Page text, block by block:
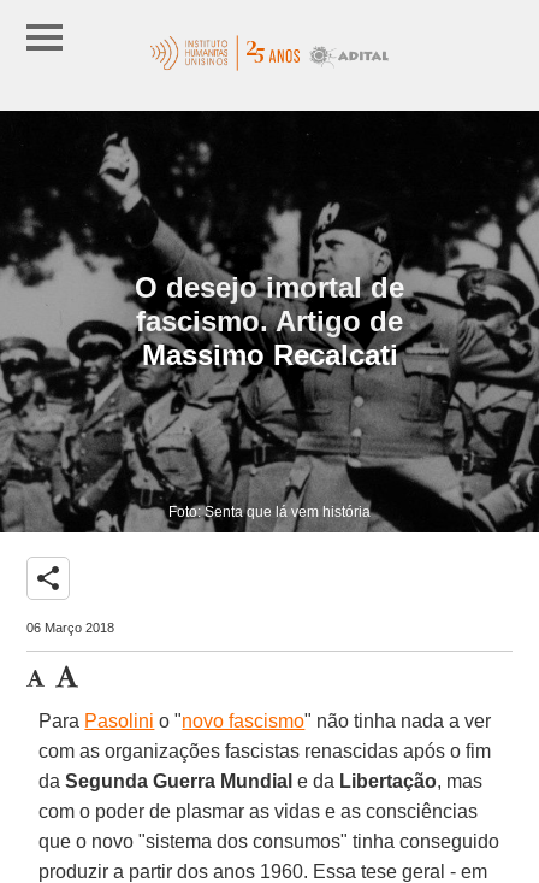
O desejo imortal de
fascismo. Artigo de
Massimo Recalcati
Foto: Senta que lá vem história
share
06 Março 2018
Para Pasolini o "novo fascismo" não tinha nada a ver
com as organizações fascistas renascidas após o fim
daSegunda Guerra Mundial e da Libertação, mas
com o poder de plasmar as vidas e as consciências
que o novo "sistema dos consumos" tinha conseguido
produzir a partir dos anos 1960. Essa tese geral - em